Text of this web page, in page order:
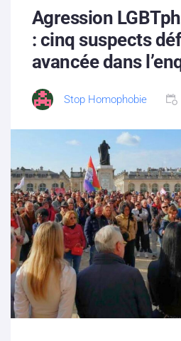
Partenaires
Contacts
Agression
: cinq suspects
avancée dans
Stop Homophobie